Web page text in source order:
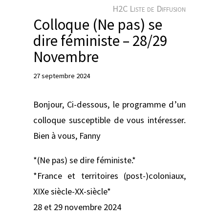
H2C Liste de Diffusion
Colloque (Ne pas) se
dire féministe – 28/29
Novembre
27 septembre 2024
Bonjour, Ci-dessous, le programme d’un
colloque susceptible de vous intéresser.
Bien à vous, Fanny
*(Ne pas) se dire féministe.*
*France et territoires (post-)coloniaux,
XIXe siècle-XX-siècle*
28 et 29 novembre 2024